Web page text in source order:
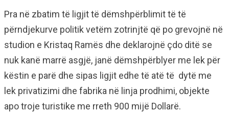
Pra në zbatim të ligjit të dëmshpërblimit të të
përndjekurve politik vetëm zotrinjtë që po grevojnë në
studion e Kristaq Ramës dhe deklarojnë çdo ditë se
nuk kanë marrë asgjë, janë dëmshpërblyer me lek për
këstin e parë dhe sipas ligjit edhe të atë të dytë me
lek privatizimi dhe fabrika në linja prodhimi, objekte
apo troje turistike me rreth 900 mijë Dollarë.